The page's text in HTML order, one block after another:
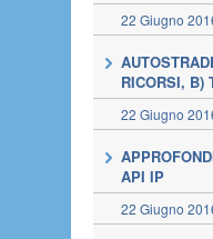
22 Giugno
RICORSI, B)
22 Giugno
API IP
22 Giugno